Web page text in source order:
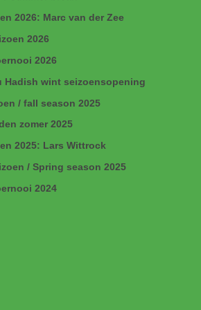
2026: Marc van der Zee
2026
2026
Hadish wint seizoensopening
/ fall season 2025
zomer 2025
2025: Lars Wittrock
/ Spring season 2025
2024